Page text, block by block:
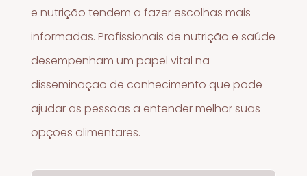
e nutrição tendem a fazer escolhas mais
informadas. Profissionais de nutrição e saúde
desempenham um papel vital na
disseminação de conhecimento que pode
ajudar as pessoas a entender melhor suas
opções alimentares.